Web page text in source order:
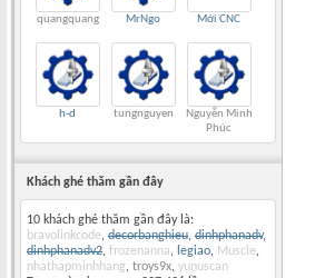
quangquang MrNgo Mới CNC
h-d tungnguyen
Nguyễn Minh
Phúc
Khách ghé thăm gần đây
10 khách ghé thăm gần đây là:
bravolinkcode, decorbanghieu, dinhphanadv,
dinhphanadv2, frozenanna, legiao, Muscle,
nhathapminhhang, troys9x, yunuscan